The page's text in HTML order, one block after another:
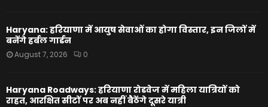
Haryana: हरियाणा में आयुष सेवाओं का होगा विस्तार, इन जिलों में
बनेंगे हर्बल गार्डन
August 7, 2026 0
Haryana Roadways: हरियाणा रोडवेज में महिला यात्रियों को
राहत, आरक्षित सीटों पर अब नहीं बैठेंगे दूसरे यात्री